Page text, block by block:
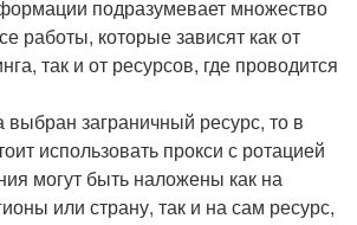
подразумевает множество
работы, которые зависят как от
так и от ресурсов, где проводится
выбран заграничный ресурс, то в
использовать прокси с ротацией
могут быть наложены как на
или страну, так и на сам ресурс,